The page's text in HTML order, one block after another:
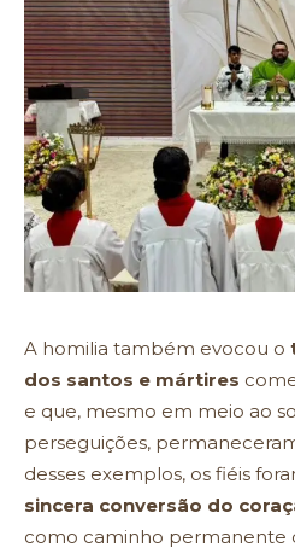
A homilia também evocou o
dos santos e mártires
e que, mesmo em meio ao
perseguições,
desses exemplos, os fiéis
sincera conversão do
como caminho permanente